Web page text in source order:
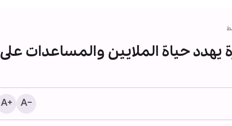
يهدد حياة الملايين والمساعدات على